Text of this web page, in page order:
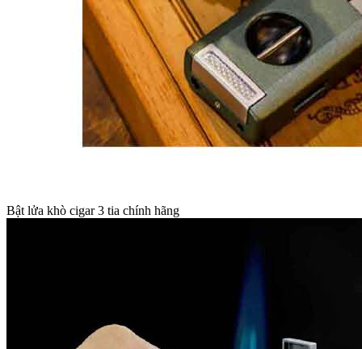
Bật lửa khò cigar 3 tia chính hãng